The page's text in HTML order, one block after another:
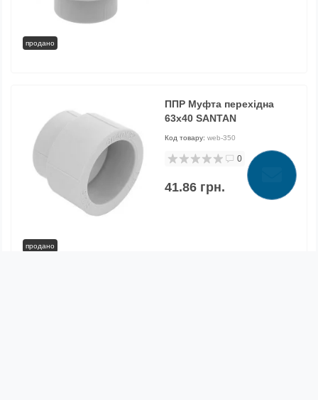
продано
продано
ППР Муфта перехідна
63х40 SANTAN
Код товару: web-350
0
41.86 грн.